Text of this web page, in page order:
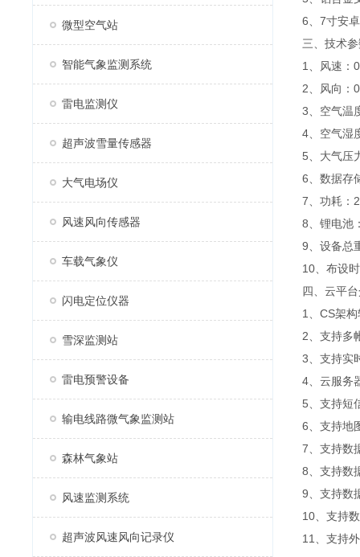
微型空气站
智能气象监测系统
雷电监测仪
超声波雪量传感器
大气电场仪
风速风向传感器
车载气象仪
闪电定位仪器
雪深监测站
雷电预警设备
输电线路微气象监测站
森林气象站
风速监测系统
超声波风速风向记录仪
6、7寸安
三、技术
1、风速：
2、风向：
3、空气
4、空气湿
5、大气压
6、数据存
7、功耗：
8、锂电池
9、设备总
10、布设
四、云平
1、CS架
2、支持多
3、支持实
4、云服务
5、支持短
6、支持地
7、支持数
8、支持数
9、支持数
10、支持
11、支持